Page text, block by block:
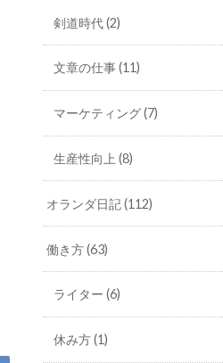
剣道時代(2)
文章の仕事(11)
マーケティング(7)
生産性向上 (8)
オランダ日記(112)
働き方(63)
ライター (6)
休み方(1)